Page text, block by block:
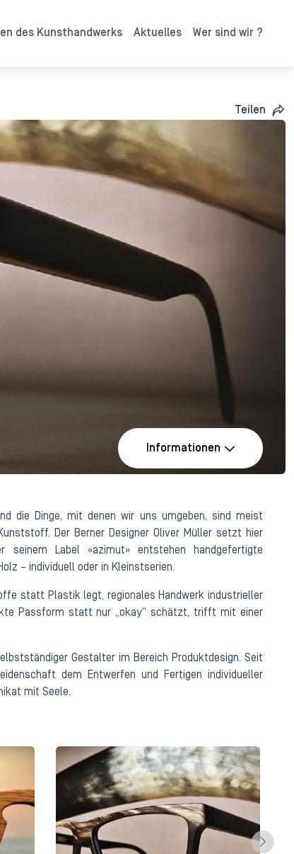
des Kunsthandwerks Aktuelles Wer sind wir ?
Teilen
Informationen
die Dinge, mit denen wir uns umgeben, sind meist
Der Berner Designer Oliver Müller setzt hier
seinem Label «azimut» entstehen handgefertigte
– individuell oder in Kleinstserien.
statt Plastik legt, regionales Handwerk industrieller
Passform statt nur „okay“ schätzt, trifft mit einer
Gestalter im Bereich Produktdesign. Seit
dem Entwerfen und Fertigen individueller
mit Seele.